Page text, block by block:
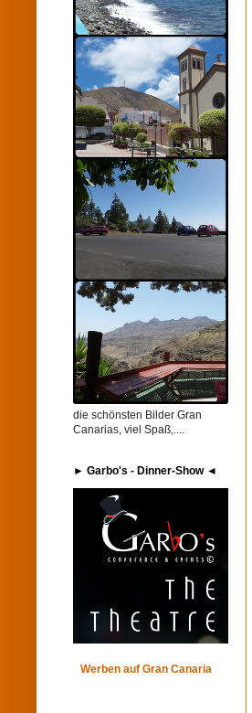
die schönsten Bilder Gran
Canarias, viel Spaß,....
► Garbo's​ - Dinner-Show ◄
Werben auf Gran Canaria